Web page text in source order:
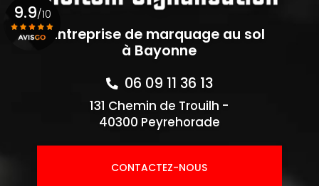
Entreprise de marquage au sol
à Bayonne
06 09 11 36 13
131 Chemin de Trouilh -
40300 Peyrehorade
CONTACTEZ-NOUS
9.9/10